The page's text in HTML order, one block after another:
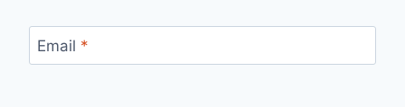
Email *